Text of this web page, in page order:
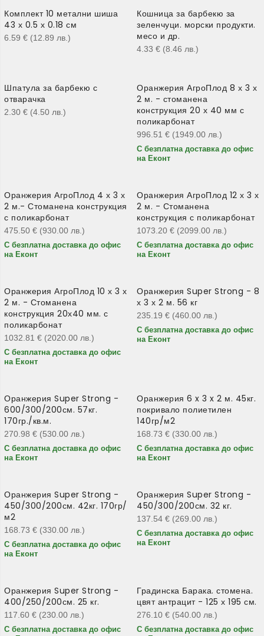
Комплект 10 метални шиша
43 х 0.5 х 0.18 см
6.59 € (12.89 лв. )
Кошница за барбекю за
зеленчуци. морски продукти.
месо и др.
4.33 € (8.46 лв. )
Шпатула за барбекю с
отварачка
2.30 € (4.50 лв. )
Оранжерия АгроПлод 8 х 3 х
2 м. - стоманена
конструкция 20 х 40 мм с
поликарбонат
996.51 € (1949.00 лв. )
С безплатна доставка до офис
на Еконт
Оранжерия АгроПлод 4 х 3 х
2 м.- Стоманена конструкция
с поликарбонат
475.50 € (930.00 лв. )
С безплатна доставка до офис
на Еконт
Оранжерия АгроПлод 12 х 3 х
2 м. - Стоманена
конструкция с поликарбонат
1073.20 € (2099.00 лв. )
С безплатна доставка до офис
на Еконт
Оранжерия АгроПлод 10 х 3 х
2 м. - Стоманена
конструкция 20х40 мм. с
поликарбонат
1032.81 € (2020.00 лв. )
С безплатна доставка до офис
на Еконт
Оранжерия Super Strong - 8
х 3 х 2 м. 56 кг
235.19 € (460.00 лв. )
С безплатна доставка до офис
на Еконт
Оранжерия Super Strong -
600/300/200см. 57кг.
170гр./кв.м.
270.98 € (530.00 лв. )
С безплатна доставка до офис
на Еконт
Оранжерия 6 x 3 x 2 м. 45кг.
покривало полиетилен
140гр/м2
168.73 € (330.00 лв. )
С безплатна доставка до офис
на Еконт
Оранжерия Super Strong -
450/300/200см. 42кг. 170гр/
м2
168.73 € (330.00 лв. )
С безплатна доставка до офис
на Еконт
Оранжерия Super Strong -
450/300/200см. 32 кг.
137.54 € (269.00 лв. )
С безплатна доставка до офис
на Еконт
Оранжерия Super Strong -
400/250/200см. 25 кг.
117.60 € (230.00 лв. )
С безплатна доставка до офис
Градинска Барака. стомена.
цвят антрацит - 125 х 195 см.
276.10 € (540.00 лв. )
С безплатна доставка до офис